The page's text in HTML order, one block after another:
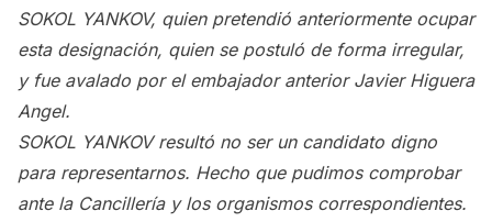
SOKOL YANKOV, quien pretendió anteriormente ocupar
esta designación, quien se postuló de forma irregular,
y fue avalado por el embajador anterior Javier Higuera
Angel.
SOKOL YANKOV resultó no ser un candidato digno
para representarnos. Hecho que pudimos comprobar
ante la Cancillería y los organismos correspondientes.